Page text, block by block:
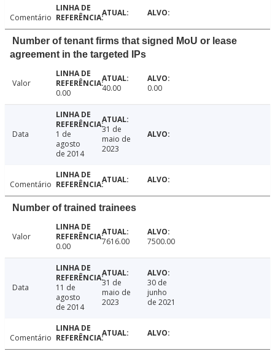
Comentário
Number of tenant firms that signed MoU or lease
agreement in the targeted IPs
Valor
0.00
40.00 0.00
Data
1 de
agosto
de 2014
31 de
maio de
2023
Comentário
Number of trained trainees
Valor
0.00
7616.00 7500.00
Data
11 de
agosto
de 2014
31 de
maio de
2023
30 de
junho
de 2021
Comentário